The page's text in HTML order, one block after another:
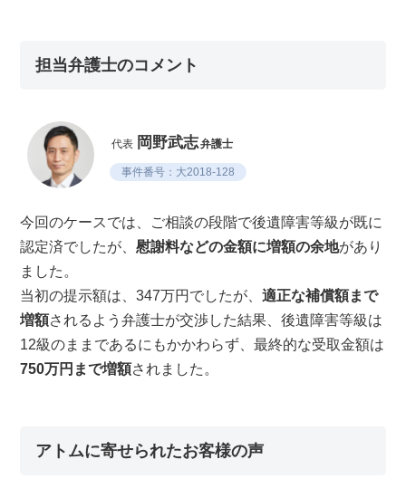
担当弁護士のコメント
代表 岡野武志弁護士
事件番号：大2018-128
今回のケースでは、ご相談の段階で後遺障害等級が既に
認定済でしたが、慰謝料などの金額に増額の余地があり
ました。
当初の提示額は、347万円でしたが、適正な補償額まで
増額されるよう弁護士が交渉した結果、後遺障害等級は
12級のままであるにもかかわらず、最終的な受取金額は
750万円まで増額されました。
アトムに寄せられたお客様の声